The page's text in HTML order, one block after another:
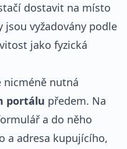
dostavit na místo
vyžadovány podle
jako fyzická
nicméně nutná
portálu předem. Na
a do něho
a adresa kupujícího,